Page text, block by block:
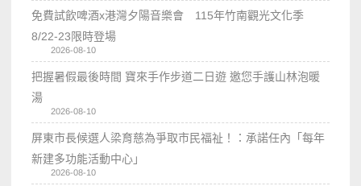
免費試飲啤酒x港灣夕陽音樂會 115年竹南觀光文化季
8/22-23限時登場
2026-08-10
把握暑假最後時間 寶來手作步道二日遊 邀您手護山林泡暖
湯
2026-08-10
屏東市長候選人梁育慈為爭取市民福祉！：承諾任內「每年
新建多功能活動中心」
2026-08-10